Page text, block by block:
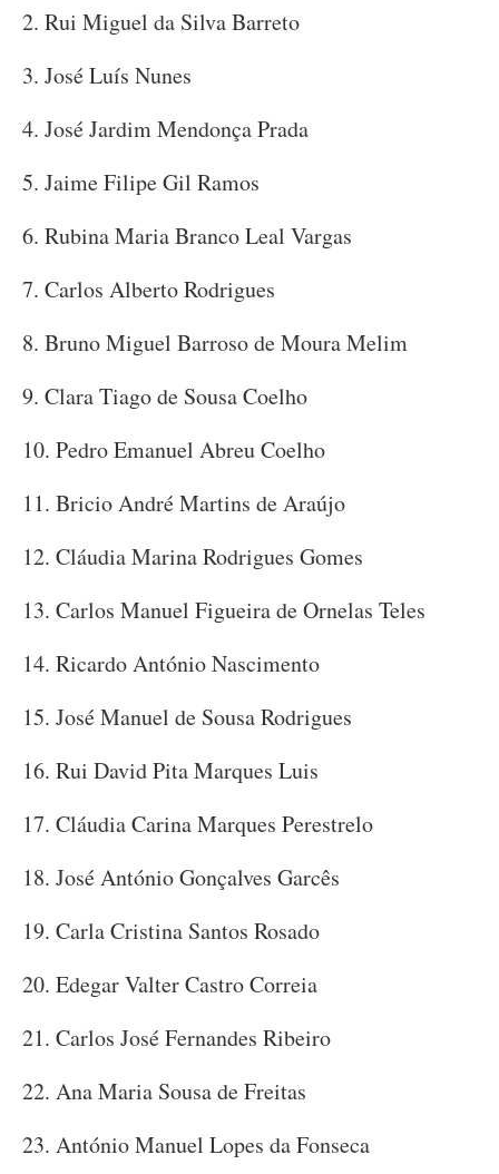
2. Rui Miguel da Silva Barreto
3. José Luís Nunes
4. José Jardim Mendonça Prada
5. Jaime Filipe Gil Ramos
6. Rubina Maria Branco Leal Vargas
7. Carlos Alberto Rodrigues
8. Bruno Miguel Barroso de Moura Melim
9. Clara Tiago de Sousa Coelho
10. Pedro Emanuel Abreu Coelho
11. Bricio André Martins de Araújo
12. Cláudia Marina Rodrigues Gomes
13. Carlos Manuel Figueira de Ornelas Teles
14. Ricardo António Nascimento
15. José Manuel de Sousa Rodrigues
16. Rui David Pita Marques Luis
17. Cláudia Carina Marques Perestrelo
18. José António Gonçalves Garcês
19. Carla Cristina Santos Rosado
20. Edegar Valter Castro Correia
21. Carlos José Fernandes Ribeiro
22. Ana Maria Sousa de Freitas
23. António Manuel Lopes da Fonseca